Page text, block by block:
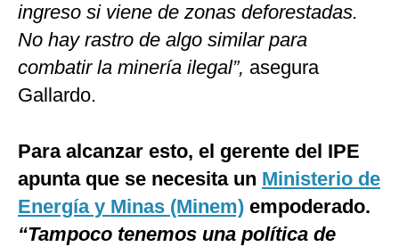
ingreso si viene de zonas deforestadas.
No hay rastro de algo similar para
combatir la minería ilegal”, asegura
Gallardo.
Para alcanzar esto, el gerente del IPE
apunta que se necesita un Ministerio de
Energía y Minas (Minem) empoderado.
“Tampoco tenemos una política de